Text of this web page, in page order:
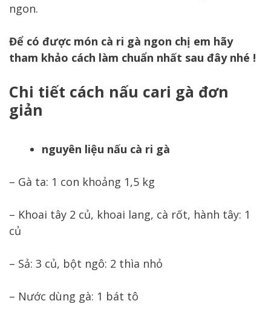
ngon.
Để có được món cà ri gà ngon chị em hãy
tham khảo cách làm chuẩn nhất sau đây nhé !
Chi tiết cách nấu cari gà đơn
giản
nguyên liệu nấu cà ri gà
– Gà ta: 1 con khoảng 1,5 kg
– Khoai tây 2 củ, khoai lang, cà rốt, hành tây: 1
củ
– Sả: 3 củ, bột ngô: 2 thìa nhỏ
– Nước dùng gà: 1 bát tô